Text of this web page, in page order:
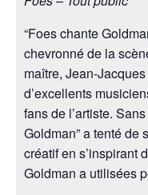
“Foes chante
chevronné de la
maître, Jean-
d’excellents
fans de l’artiste.
Goldman” a tenté de
créatif en s’inspirant
Goldman a utilisées